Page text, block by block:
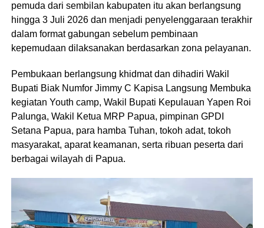
pemuda dari sembilan kabupaten itu akan berlangsung
hingga 3 Juli 2026 dan menjadi penyelenggaraan terakhir
dalam format gabungan sebelum pembinaan
kepemudaan dilaksanakan berdasarkan zona pelayanan.
Pembukaan berlangsung khidmat dan dihadiri Wakil
Bupati Biak Numfor Jimmy C Kapisa Langsung Membuka
kegiatan Youth camp, Wakil Bupati Kepulauan Yapen Roi
Palunga, Wakil Ketua MRP Papua, pimpinan GPDI
Setana Papua, para hamba Tuhan, tokoh adat, tokoh
masyarakat, aparat keamanan, serta ribuan peserta dari
berbagai wilayah di Papua.